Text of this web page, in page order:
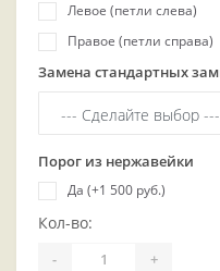
Левое (петли слева)
Правое (петли справа)
Замена стандартных
Порог из нержавейки
Да (+1 500 руб.)
Кол-во:
- +